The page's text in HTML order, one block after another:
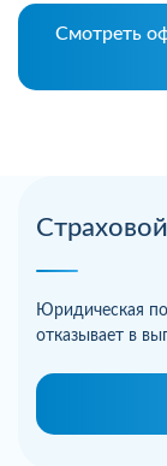
Юридическая
отказывает в
Смотреть